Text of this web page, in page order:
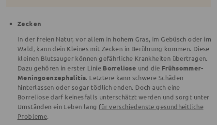
Zecken
In der freien Natur, vor allem in hohem Gras, im Gebüsch oder im
Wald, kann dein Kleines mit Zecken in Berührung kommen. Diese
kleinen Blutsauger können gefährliche Krankheiten übertragen.
Dazu gehören in erster Linie Borreliose und die Frühsommer-
Meningoenzephalitis. Letztere kann schwere Schäden
hinterlassen oder sogar tödlich enden. Doch auch eine
Borreliose darf keinesfalls unterschätzt werden und sorgt unter
Umständen ein Leben lang für verschiedenste gesundheitliche
Probleme.